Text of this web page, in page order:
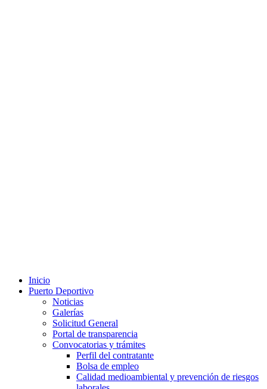
Inicio
Puerto Deportivo
Noticias
Galerías
Solicitud General
Portal de transparencia
Convocatorias y trámites
Perfil del contratante
Bolsa de empleo
Calidad medioambiental y prevención de riesgos